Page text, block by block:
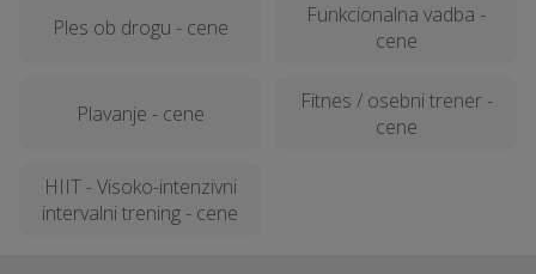
Ples ob drogu - cene
Funkcionalna vadba -
cene
Plavanje - cene
Fitnes / osebni trener -
cene
HIIT - Visoko-intenzivni
intervalni trening - cene